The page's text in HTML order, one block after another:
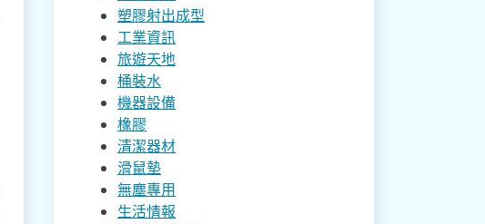
塑膠射出成型
工業資訊
旅遊天地
桶裝水
機器設備
橡膠
清潔器材
滑鼠墊
無塵專用
生活情報